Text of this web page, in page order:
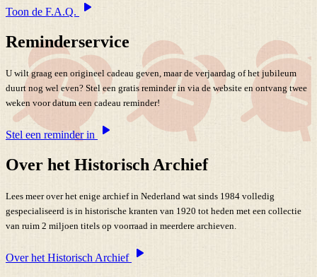
Toon de F.A.Q.
Reminderservice
U wilt graag een origineel cadeau geven, maar de verjaardag of het jubileum
duurt nog wel even? Stel een gratis reminder in via de website en ontvang twee
weken voor datum een cadeau reminder!
Stel een reminder in
Over het Historisch Archief
Lees meer over het enige archief in Nederland wat sinds 1984 volledig
gespecialiseerd is in historische kranten van 1920 tot heden met een collectie
van ruim 2 miljoen titels op voorraad in meerdere archieven.
Over het Historisch Archief